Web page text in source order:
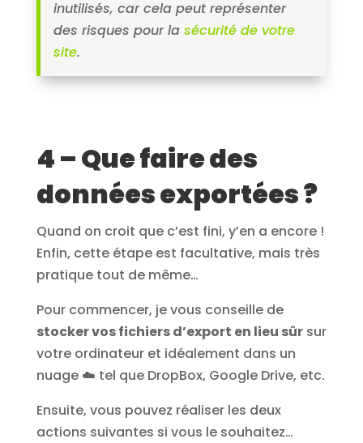
inutilisés, car cela peut représenter
des risques pour la sécurité de votre
site.
4 – Que faire des
données exportées ?
Quand on croit que c’est fini, y’en a encore !
Enfin, cette étape est facultative, mais très
pratique tout de même…
Pour commencer, je vous conseille de
stocker vos fichiers d’export en lieu sûrsur
votre ordinateur et idéalement dans un
nuage ☁️ tel que DropBox, Google Drive, etc.
Ensuite, vous pouvez réaliser les deux
actions suivantes si vous le souhaitez…